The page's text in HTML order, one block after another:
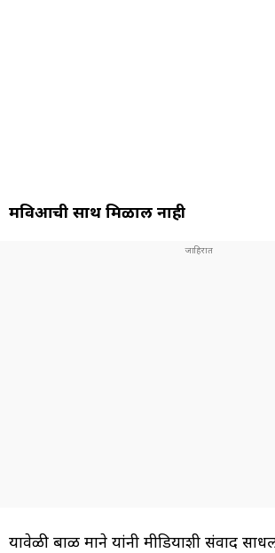
मविआची साथ मिळाली नाही
यावेळी बाळ माने यांनी मीडियाशी संवाद